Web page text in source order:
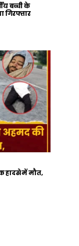
बच्ची के
गिरफ्तार
में मौत,